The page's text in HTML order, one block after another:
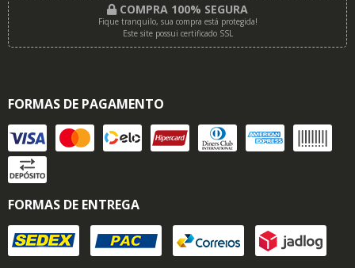
COMPRA 100% SEGURA
Fique tranquilo, sua compra está protegida!
Este site possui certificado SSL
FORMAS DE PAGAMENTO
FORMAS DE ENTREGA